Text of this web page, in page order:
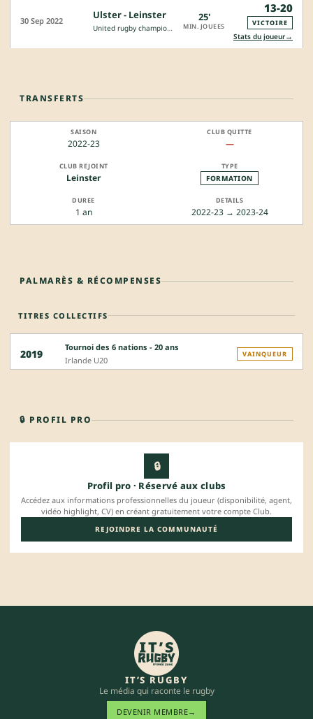
30 Sep 2022 Ulster - Leinster
United rugby championship
25'
MIN. JOUEES
13-20
VICTOIRE
Stats du joueur→
TRANSFERTS
2022-23 —
Leinster FORMATION
1 an 2022-23 → 2023-24
PALMARÈS & RÉCOMPENSES
TITRES COLLECTIFS
2019
Tournoi des 6 nations - 20 ans
Irlande U20
VAINQUEUR
🔒 PROFIL PRO
🔒
Profil pro · Réservé aux clubs
Accédez aux informations professionnelles du joueur (disponibilité, agent,
vidéo highlight, CV) en créant gratuitement votre compte Club.
REJOINDRE LA COMMUNAUTÉ
IT’S RUGBY
Le média qui raconte le rugby
DEVENIR MEMBRE→